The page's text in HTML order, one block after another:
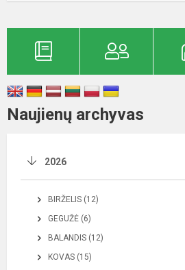
Naujienų archyvas
2026
BIRŽELIS (12)
GEGUŽĖ (6)
BALANDIS (12)
KOVAS (15)